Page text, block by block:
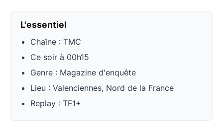
L'essentiel
Chaîne : TMC
Ce soir à 00h15
Genre : Magazine d'enquête
Lieu : Valenciennes, Nord de la France
Replay : TF1+